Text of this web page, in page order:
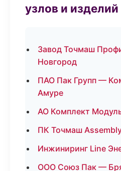
узлов и изделий
Завод Точмаш
Новгород
ПАО Пак Групп —
Амуре
АО Комплект
ПК Точмаш
Инжиниринг Line
ООО Союз Пак —